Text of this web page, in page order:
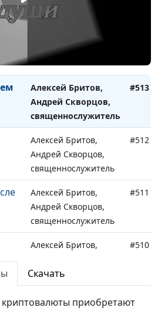
священнослужитель
Андрей Скворцов,
священнослужитель
Алексей Бритов,
Андрей Скворцов,
священнослужитель
#513
Алексей Бритов,
Андрей Скворцов,
священнослужитель
#512
Алексей Бритов,
Андрей Скворцов,
священнослужитель
#511
Алексей Бритов,
священнослужитель
#510
Алексей Бритов,
Виталий Бахтин,
Скачать
приобретают